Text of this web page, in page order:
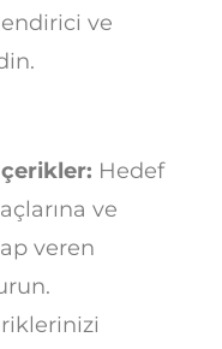
ve
Hedef
ve
veren